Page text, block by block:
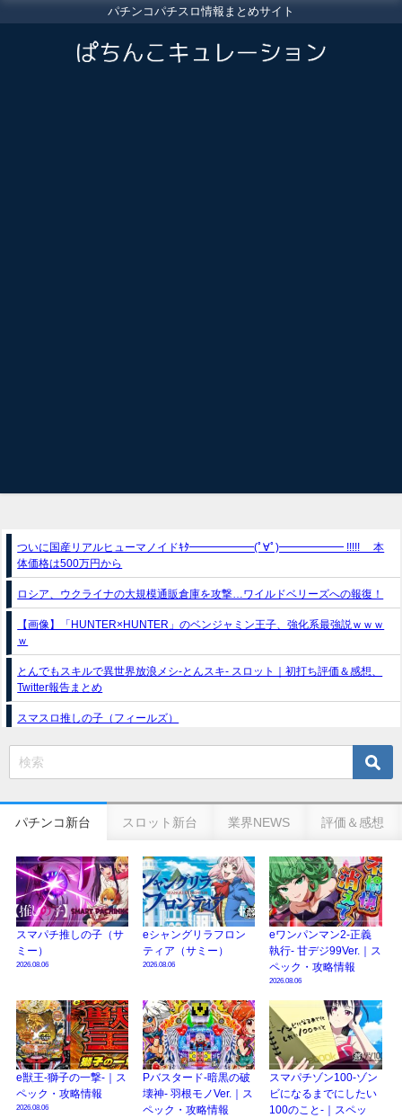
パチンコパチスロ情報まとめサイト
ついに国産リアルヒューマノイドｷﾀ━━━━━━(ﾟ∀ﾟ)━━━━━━ !!!!! 本
体価格は500万円から
ロシア、ウクライナの大規模通販倉庫を攻撃…ワイルドベリーズへの報復！
【画像】「HUNTER×HUNTER」のベンジャミン王子、強化系最強説ｗｗｗ
ｗ
とんでもスキルで異世界放浪メシ-とんスキ- スロット｜初打ち評価＆感想、
Twitter報告まとめ
スマスロ推しの子（フィールズ）
e獣王-獅子の一撃-｜スペック・攻略情報
新台パチンコ『e魔女と野獣』公式PV動画｜LT直行型399帯、運命分岐から上
eSAOアリシゼーション夜空『ファン試打会』感想＆画像報告まとめ｜金木犀
日遊協、ファン調査2025を発表｜使用金額中央値「1万円-3万円/1回」「遊技
歴20年以上が50％以上」等々…
【2025年】エイプリルフール話題（ネタ）まとめ｜ぱちんこパチスロ関連【4
月1日】
パチンコ新台 スロット新台 業界NEWS 評価＆感想
スマパチ推しの子（サ
ミー）
2026.08.06
eシャングリラフロン
ティア（サミー）
2026.08.06
eワンパンマン2-正義
執行- 甘デジ99Ver.｜ス
ペック・攻略情報
2026.08.06
e獣王-獅子の一撃-｜ス
ペック・攻略情報
2026.08.06
Pバスタード-暗黒の破
壊神- 羽根モノVer.｜ス
ペック・攻略情報
スマパチゾン100-ゾン
ビになるまでにしたい
100のこと-｜スペッ